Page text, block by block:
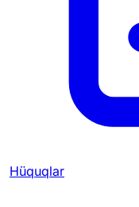
Hüquqlar